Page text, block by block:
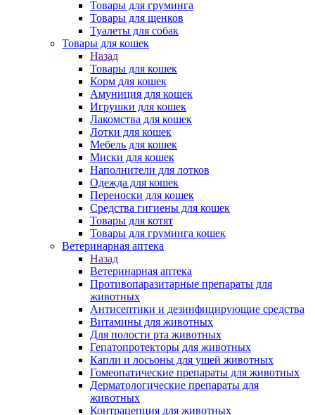
Товары для груминга
Товары для щенков
Туалеты для собак
Товары для кошек
Назад
Товары для кошек
Корм для кошек
Амуниция для кошек
Игрушки для кошек
Лакомства для кошек
Лотки для кошек
Мебель для кошек
Миски для кошек
Наполнители для лотков
Одежда для кошек
Переноски для кошек
Средства гигиены для кошек
Товары для котят
Товары для груминга кошек
Ветеринарная аптека
Назад
Ветеринарная аптека
Противопаразитарные препараты для
животных
Антисептики и дезинфицирующие средства
Витамины для животных
Для полости рта животных
Гепатопротекторы для животных
Капли и лосьоны для ушей животных
Гомеопатические препараты для животных
Дерматологические препараты для
животных
Контрацепция для животных